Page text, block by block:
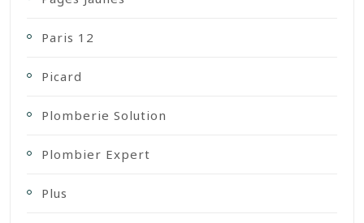
Paris 12
Picard
Plomberie Solution
Plombier Expert
Plus